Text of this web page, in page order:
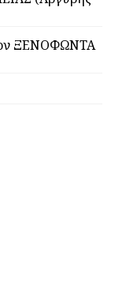
ΞΕΝΟΦΩΝΤΑ